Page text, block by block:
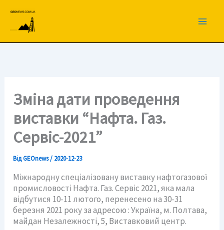
вмісту
Зміна дати проведення
виставки “Нафта. Газ.
Сервіс-2021”
ВідGEOnews/ 2020-12-23
Міжнародну спеціалізовану виставку нафтогазової
промисловості Нафта. Газ. Сервіс 2021, яка мала
відбутися 10-11 лютого, перенесено на 30-31
березня 2021 року за адресою : Україна, м. Полтава,
майдан Незалежності, 5, Виставковий центр.